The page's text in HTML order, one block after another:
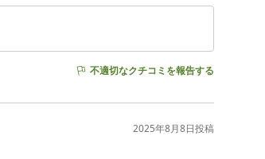
不適切なクチコミを報告する
2025年8月8日投稿